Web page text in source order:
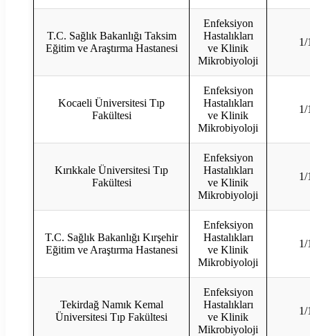
T.C. Sağlık Bakanlığı Taksim
Eğitim ve Araştırma Hastanesi
Enfeksiyon
Hastalıkları
ve Klinik
Mikrobiyoloji
1/
Kocaeli Üniversitesi Tıp
Fakültesi
Enfeksiyon
Hastalıkları
ve Klinik
Mikrobiyoloji
1/
Kırıkkale Üniversitesi Tıp
Fakültesi
Enfeksiyon
Hastalıkları
ve Klinik
Mikrobiyoloji
1/
T.C. Sağlık Bakanlığı Kırşehir
Eğitim ve Araştırma Hastanesi
Enfeksiyon
Hastalıkları
ve Klinik
Mikrobiyoloji
1/
Tekirdağ Namık Kemal
Üniversitesi Tıp Fakültesi
Enfeksiyon
Hastalıkları
ve Klinik
Mikrobiyoloji
1/